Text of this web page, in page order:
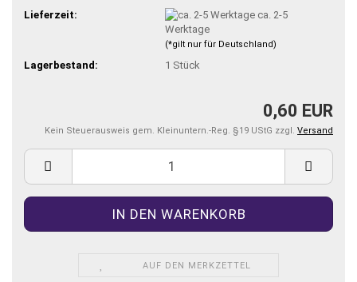
Lieferzeit:
ca. 2-5
Werktage
(*gilt nur für Deutschland)
Lagerbestand: 1 Stück
0,60 EUR
Kein Steuerausweis gem. Kleinuntern.-Reg. §19 UStG zzgl. Versand
AUF DEN MERKZETTEL